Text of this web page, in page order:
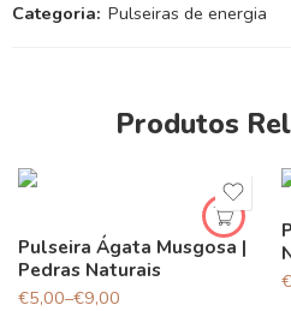
Categoria: Pulseiras de energia
Produtos
Pulseira Ágata Musgosa |
Pedras Naturais
€5,00–€9,00
€